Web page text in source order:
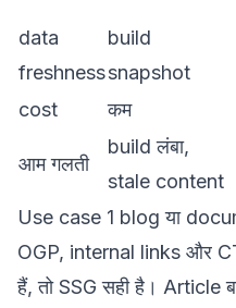
data
freshness
build
snapshot
cost कम
आम गलती
build लंबा,
stale content
Use case 1 blog या
OGP, internal links और
हैं, तो SSG सही है। Article